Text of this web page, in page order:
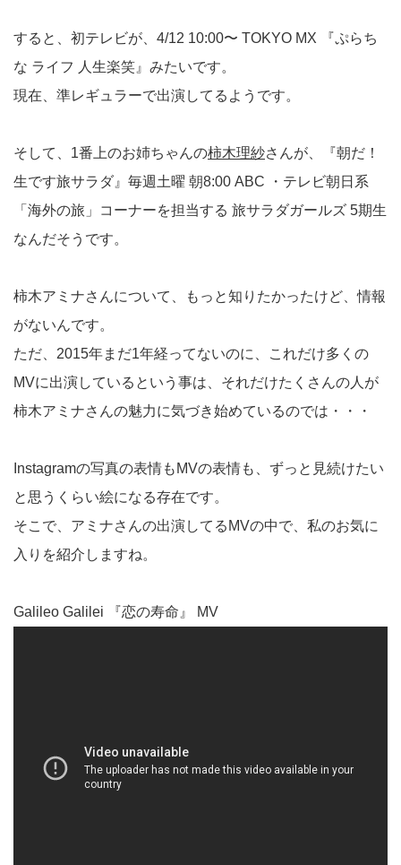
すると、初テレビが、4/12 10:00〜 TOKYO MX 『ぷらち
な ライフ 人生楽笑』みたいです。
現在、準レギュラーで出演してるようです。
そして、1番上のお姉ちゃんの柿木理紗さんが、『朝だ！
生です旅サラダ』毎週土曜 朝8:00 ABC ・テレビ朝日系
「海外の旅」コーナーを担当する 旅サラダガールズ 5期生
なんだそうです。
柿木アミナさんについて、もっと知りたかったけど、情報
がないんです。
ただ、2015年まだ1年経ってないのに、これだけ多くの
MVに出演しているという事は、それだけたくさんの人が
柿木アミナさんの魅力に気づき始めているのでは・・・
Instagramの写真の表情もMVの表情も、ずっと見続けたい
と思うくらい絵になる存在です。
そこで、アミナさんの出演してるMVの中で、私のお気に
入りを紹介しますね。
Galileo Galilei 『恋の寿命』 MV